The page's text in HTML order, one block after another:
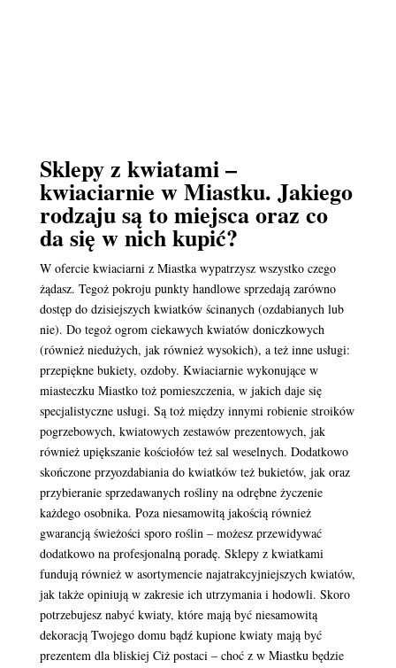
Sklepy z kwiatami –
kwiaciarnie w Miastku. Jakiego
rodzaju są to miejsca oraz co
da się w nich kupić?
W ofercie kwiaciarni z Miastka wypatrzysz wszystko czego
żądasz. Tegoż pokroju punkty handlowe sprzedają zarówno
dostęp do dzisiejszych kwiatków ścinanych (ozdabianych lub
nie). Do tegoż ogrom ciekawych kwiatów doniczkowych
(również niedużych, jak również wysokich), a też inne usługi:
przepiękne bukiety, ozdoby. Kwiaciarnie wykonujące w
miasteczku Miastko toż pomieszczenia, w jakich daje się
specjalistyczne usługi. Są toż między innymi robienie stroików
pogrzebowych, kwiatowych zestawów prezentowych, jak
również upiększanie kościołów też sal weselnych. Dodatkowo
skończone przyozdabiania do kwiatków też bukietów, jak oraz
przybieranie sprzedawanych rośliny na odrębne życzenie
każdego osobnika. Poza niesamowitą jakością również
gwarancją świeżości sporo roślin – możesz przewidywać
dodatkowo na profesjonalną poradę. Sklepy z kwiatkami
fundują również w asortymencie najatrakcyjniejszych kwiatów,
jak także opiniują w zakresie ich utrzymania i hodowli. Skoro
potrzebujesz nabyć kwiaty, które mają być niesamowitą
dekoracją Twojego domu bądź kupione kwiaty mają być
prezentem dla bliskiej Ciż postaci – choć z w Miastku będzie